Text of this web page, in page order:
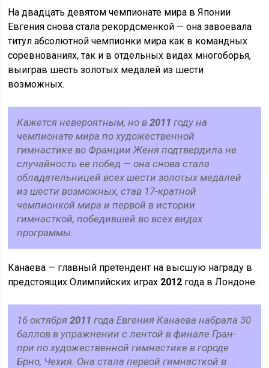
На двадцать девятом чемпионате мира в Японии
Евгения снова стала рекордсменкой — она завоевала
титул абсолютной чемпионки мира как в командных
соревнованиях, так и в отдельных видах многоборья,
выиграв шесть золотых медалей из шести
возможных.
Кажется невероятным, но в2011 году на
чемпионате мира по художественной
гимнастике во Франции Женя подтвердила не
случайность ее побед — она снова стала
обладательницей всех шести золотых медалей
из шести возможных, став 17-кратной
чемпионкой мира и первой в истории
гимнасткой, победившей во всех видах
программы.
Канаева — главный претендент на высшую награду в
предстоящих Олимпийских играх 2012 года в Лондоне.
16 октября2011 года Евгения Канаева набрала 30
баллов в упражнении с лентой в финале Гран-
при по художественной гимнастике в городе
Брно, Чехия. Она стала первой гимнасткой в